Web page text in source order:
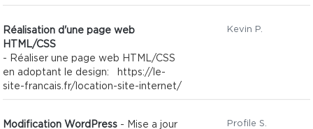
Réalisation d'une page web
HTML/CSS
- Réaliser une page web HTML/CSS
en adoptant le design: https://le-
site-francais.fr/location-site-internet/
Kevin P.
Modification WordPress - Mise a jour
Profile S.